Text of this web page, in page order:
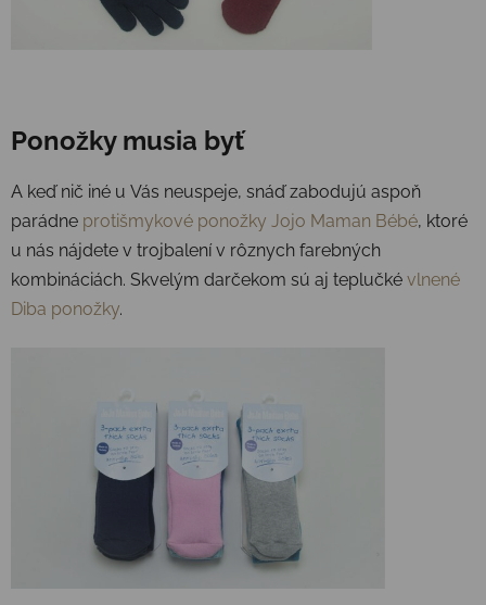
Ponožky musia byť
A keď nič iné u Vás neuspeje, snáď zabodujú aspoň
parádne protišmykové ponožky Jojo Maman Bébé, ktoré
u nás nájdete v trojbalení v rôznych farebných
kombináciách. Skvelým darčekom sú aj teplučké vlnené
Diba ponožky.